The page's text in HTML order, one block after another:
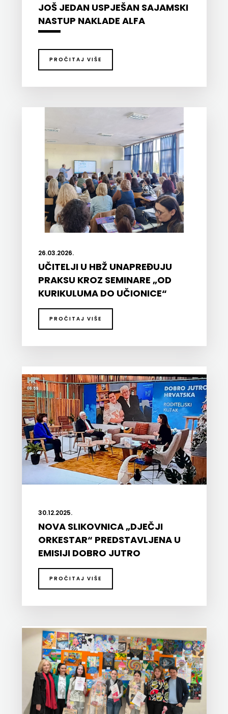
OGNJIŠTA
NOVOTEKS
PLANETOPIJA
PLANJAX
KOMERC
POETIKA
POPULUS
PROFIL
BOSNE
ROCKMARK
SALESIANA
SANDORF
Scriptura
media
SONJA
ŠKOBIĆ
STILUS
SYNOPSIS
ŠARENI
DUĆAN
JOŠ JEDAN USPJEŠAN SAJAMSKI
NASTUP NAKLADE ALFA
PROČITAJ VIŠE
26.03.2026.
UČITELJI U HBŽ UNAPREĐUJU
PRAKSU KROZ SEMINARE „OD
KURIKULUMA DO UČIONICE“
PROČITAJ VIŠE
30.12.2025.
NOVA SLIKOVNICA „DJEČJI
ORKESTAR“ PREDSTAVLJENA U
EMISIJI DOBRO JUTRO
HRVATSKA
PROČITAJ VIŠE